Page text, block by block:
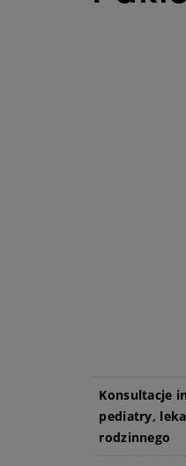
Konsultacje
pediatry,
rodzinnego